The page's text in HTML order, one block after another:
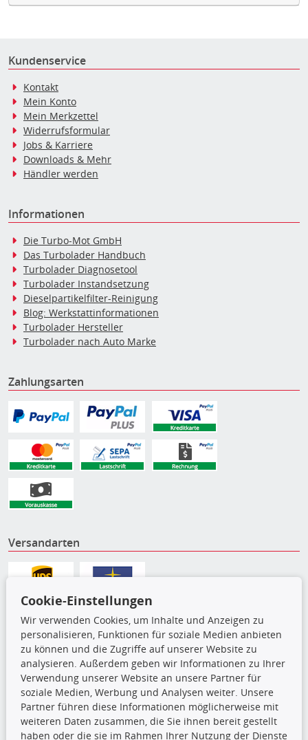
Kundenservice
Kontakt
Mein Konto
Mein Merkzettel
Widerrufsformular
Jobs & Karriere
Downloads & Mehr
Händler werden
Informationen
Die Turbo-Mot GmbH
Das Turbolader Handbuch
Turbolader Diagnosetool
Turbolader Instandsetzung
Dieselpartikelfilter-Reinigung
Blog: Werkstattinformationen
Turbolader Hersteller
Turbolader nach Auto Marke
Zahlungsarten
Versandarten
Die hier angezeigten Daten,
insbesondere die gesamte Datenbank,
Cookie-Einstellungen
Wir verwenden Cookies, um Inhalte und Anzeigen zu
personalisieren, Funktionen für soziale Medien anbieten
zu können und die Zugriffe auf unserer Website zu
analysieren. Außerdem geben wir Informationen zu Ihrer
Verwendung unserer Website an unsere Partner für
soziale Medien, Werbung und Analysen weiter. Unsere
Partner führen diese Informationen möglicherweise mit
weiteren Daten zusammen, die Sie ihnen bereit gestellt
haben oder die sie im Rahmen Ihrer Nutzung der Dienste